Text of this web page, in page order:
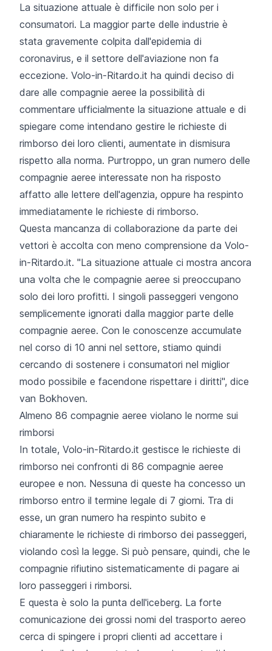
La situazione attuale è difficile non solo per i
consumatori. La maggior parte delle industrie è
stata gravemente colpita dall'epidemia di
coronavirus, e il settore dell'aviazione non fa
eccezione. Volo-in-Ritardo.it ha quindi deciso di
dare alle compagnie aeree la possibilità di
commentare ufficialmente la situazione attuale e di
spiegare come intendano gestire le richieste di
rimborso dei loro clienti, aumentate in dismisura
rispetto alla norma. Purtroppo, un gran numero delle
compagnie aeree interessate non ha risposto
affatto alle lettere dell'agenzia, oppure ha respinto
immediatamente le richieste di rimborso.
Questa mancanza di collaborazione da parte dei
vettori è accolta con meno comprensione da Volo-
in-Ritardo.it. "La situazione attuale ci mostra ancora
una volta che le compagnie aeree si preoccupano
solo dei loro profitti. I singoli passeggeri vengono
semplicemente ignorati dalla maggior parte delle
compagnie aeree. Con le conoscenze accumulate
nel corso di 10 anni nel settore, stiamo quindi
cercando di sostenere i consumatori nel miglior
modo possibile e facendone rispettare i diritti", dice
van Bokhoven.
Almeno 86 compagnie aeree violano le norme sui
rimborsi
In totale, Volo-in-Ritardo.it gestisce le richieste di
rimborso nei confronti di 86 compagnie aeree
europee e non. Nessuna di queste ha concesso un
rimborso entro il termine legale di 7 giorni. Tra di
esse, un gran numero ha respinto subito e
chiaramente le richieste di rimborso dei passeggeri,
violando così la legge. Si può pensare, quindi, che le
compagnie rifiutino sistematicamente di pagare ai
loro passeggeri i rimborsi.
E questa è solo la punta dell'iceberg. La forte
comunicazione dei grossi nomi del trasporto aereo
cerca di spingere i propri clienti ad accettare i